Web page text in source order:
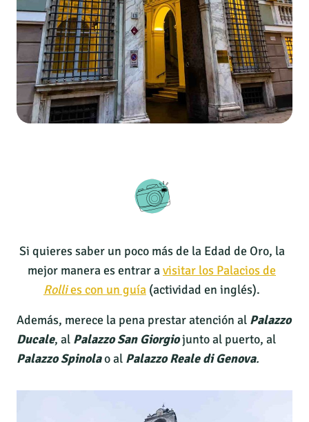
Si quieres saber un poco más de la Edad de Oro, la
mejor manera es entrar avisitar los Palacios de
Rollies con un guía (actividad en inglés).
Además, merece la pena prestar atención al Palazzo
Ducale, al Palazzo San Giorgiojunto al puerto, al
Palazzo Spinolao al Palazzo Reale di Genova.